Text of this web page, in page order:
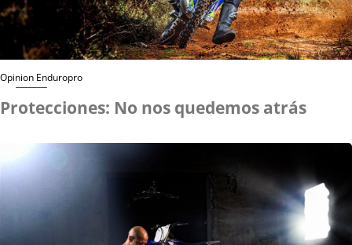
Opinion Enduropro
Protecciones: No nos quedemos atrás